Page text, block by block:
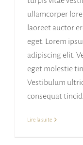
ullamcorper
laoreet auctor
eget. Lorem
adipiscing elit.
eget molestie
Vestibulum
consequat
Lire la suite